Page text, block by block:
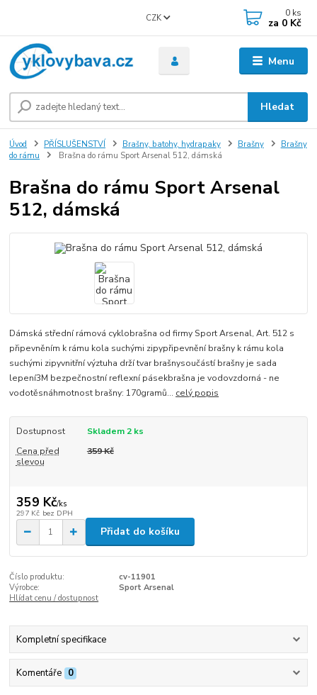
Menu
CZK
Hledat
0 ks
za 0 Kč
Úvod PŘÍSLUŠENSTVÍ Brašny, batohy, hydrapaky Brašny
Brašny
do rámu
Brašna do rámu Sport Arsenal 512, dámská
Brašna do rámu Sport Arsenal
512, dámská
Dámská střední rámová cyklobrašna od firmy Sport Arsenal, Art. 512 s
připevněním k rámu kola suchými zipypřipevnění brašny k rámu kola
suchými zipyvnitřní výztuha drží tvar brašnysoučástí brašny je sada
lepení3M bezpečnostní reflexní pásekbrašna je vodovzdorná - ne
vodotěsnáhmotnost brašny: 170gramů... celý popis
Dostupnost
Skladem 2 ks
Cena před
slevou
359 Kč
359 Kč/ks
297 Kč bez DPH
Přidat do košíku
Číslo produktu:
cv-11901
Výrobce:
Sport Arsenal
Hlídat cenu / dostupnost
Kompletní specifikace
Komentáře 0